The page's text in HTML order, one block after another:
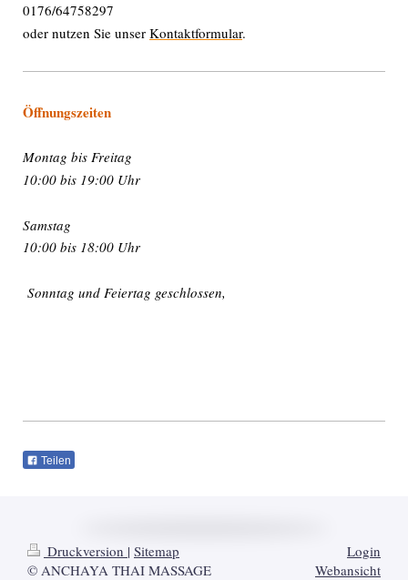
0176/64758297
oder nutzen Sie unser Kontaktformular.
Öffnungszeiten
Montag bis Freitag
10:00 bis 19:00 Uhr
Samstag
10:00 bis 18:00 Uhr
Sonntag und Feiertag geschlossen,
Teilen
Druckversion | Sitemap
© ANCHAYA THAI MASSAGE
Login
Webansicht